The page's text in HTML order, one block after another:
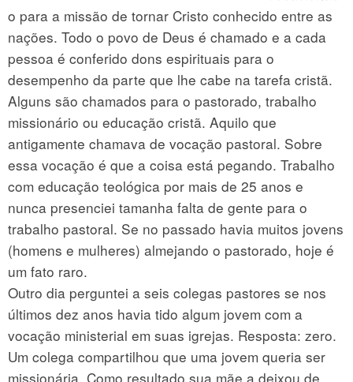
o para a missão de tornar Cristo conhecido entre as
nações. Todo o povo de Deus é chamado e a cada
pessoa é conferido dons espirituais para o
desempenho da parte que lhe cabe na tarefa cristã.
Alguns são chamados para o pastorado, trabalho
missionário ou educação cristã. Aquilo que
antigamente chamava de vocação pastoral. Sobre
essa vocação é que a coisa está pegando. Trabalho
com educação teológica por mais de 25 anos e
nunca presenciei tamanha falta de gente para o
trabalho pastoral. Se no passado havia muitos jovens
(homens e mulheres) almejando o pastorado, hoje é
um fato raro.
Outro dia perguntei a seis colegas pastores se nos
últimos dez anos havia tido algum jovem com a
vocação ministerial em suas igrejas. Resposta: zero.
Um colega compartilhou que uma jovem queria ser
missionária. Como resultado sua mãe a deixou de